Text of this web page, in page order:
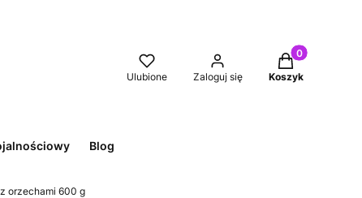
Ulubione Zaloguj się
Produkty w
Koszyk
Blog
orzechami 600 g